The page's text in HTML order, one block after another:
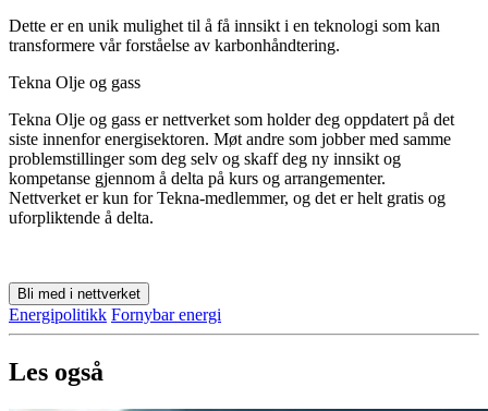
Dette er en unik mulighet til å få innsikt i en teknologi som kan
transformere vår forståelse av karbonhåndtering.
Tekna Olje og gass
Tekna Olje og gass er nettverket som holder deg oppdatert på det
siste innenfor energisektoren. Møt andre som jobber med samme
problemstillinger som deg selv og skaff deg ny innsikt og
kompetanse gjennom å delta på kurs og arrangementer.
Nettverket er kun for Tekna-medlemmer, og det er helt gratis og
uforpliktende å delta.
Bli med i nettverket
Energipolitikk Fornybar energi
Les også